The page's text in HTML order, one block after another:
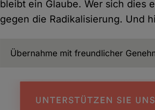
bleibt ein Glaube. Wer sich dies
gegen die Radikalisierung. Und
Übernahme mit freundlicher